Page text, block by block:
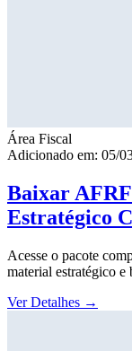
Área Fiscal
Adicionado em: 05/
Baixar
Estratégico
Acesse o pacote
material estratégico
Ver Detalhes →